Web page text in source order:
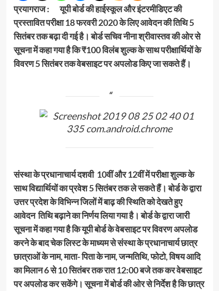
प्रयागराज : यूपी बोर्ड की हाईस्कूल और इंटरमीडिएट की
प्रस्तावित परीक्षा 18 फरवरी 2020 के लिए आवेदन की तिथि 5
सितंबर तक बढ़ा दी गई है। बोर्ड सचिव नीना श्रीवास्तव की ओर से
सूचना में कहा गया है कि ₹100 विलंब शुल्क के साथ परीक्षार्थियों के
विवरण 5 सितंबर तक वेबसाइट पर अपलोड किए जा सकते हैं।
संस्था के प्रधानाचार्य दशवी 10वीं और 12वीं में परीक्षा शुल्क के
साथ विद्यार्थियों का प्रवेश 5 सितंबर तक ले सकते हैं। बोर्ड के द्वारा
उत्तर प्रदेश के विभिन्न जिलों में बाढ़ की स्थिति को देखते हुए
आवेदन तिथि बढ़ाने का निर्णय लिया गया है। बोर्ड के द्वारा जारी
सूचना में कहा गया है कि यूपी बोर्ड के वेबसाइट पर विवरण अपलोड
करने के बाद चेक लिस्ट के माध्यम से संस्था के प्रधानाचार्य छात्र
छात्राओं के नाम, माता- पिता के नाम, जन्मतिथि, फोटो, विषय आदि
का मिलान 6 से 10 सितंबर तक रात 12:00 बजे तक कर वेबसाइट
पर अपलोड कर सकेंगे। सूचना में बोर्ड की ओर से निर्देश है कि छात्र